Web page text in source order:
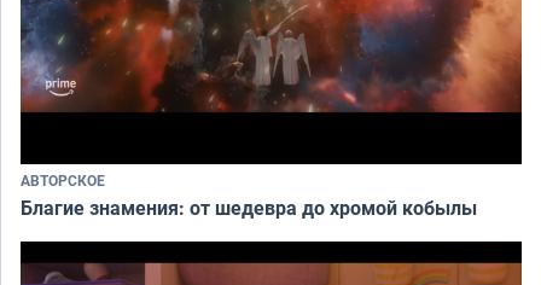
АВТОРСКОЕ
Благие знамения: от шедевра до хромой кобылы